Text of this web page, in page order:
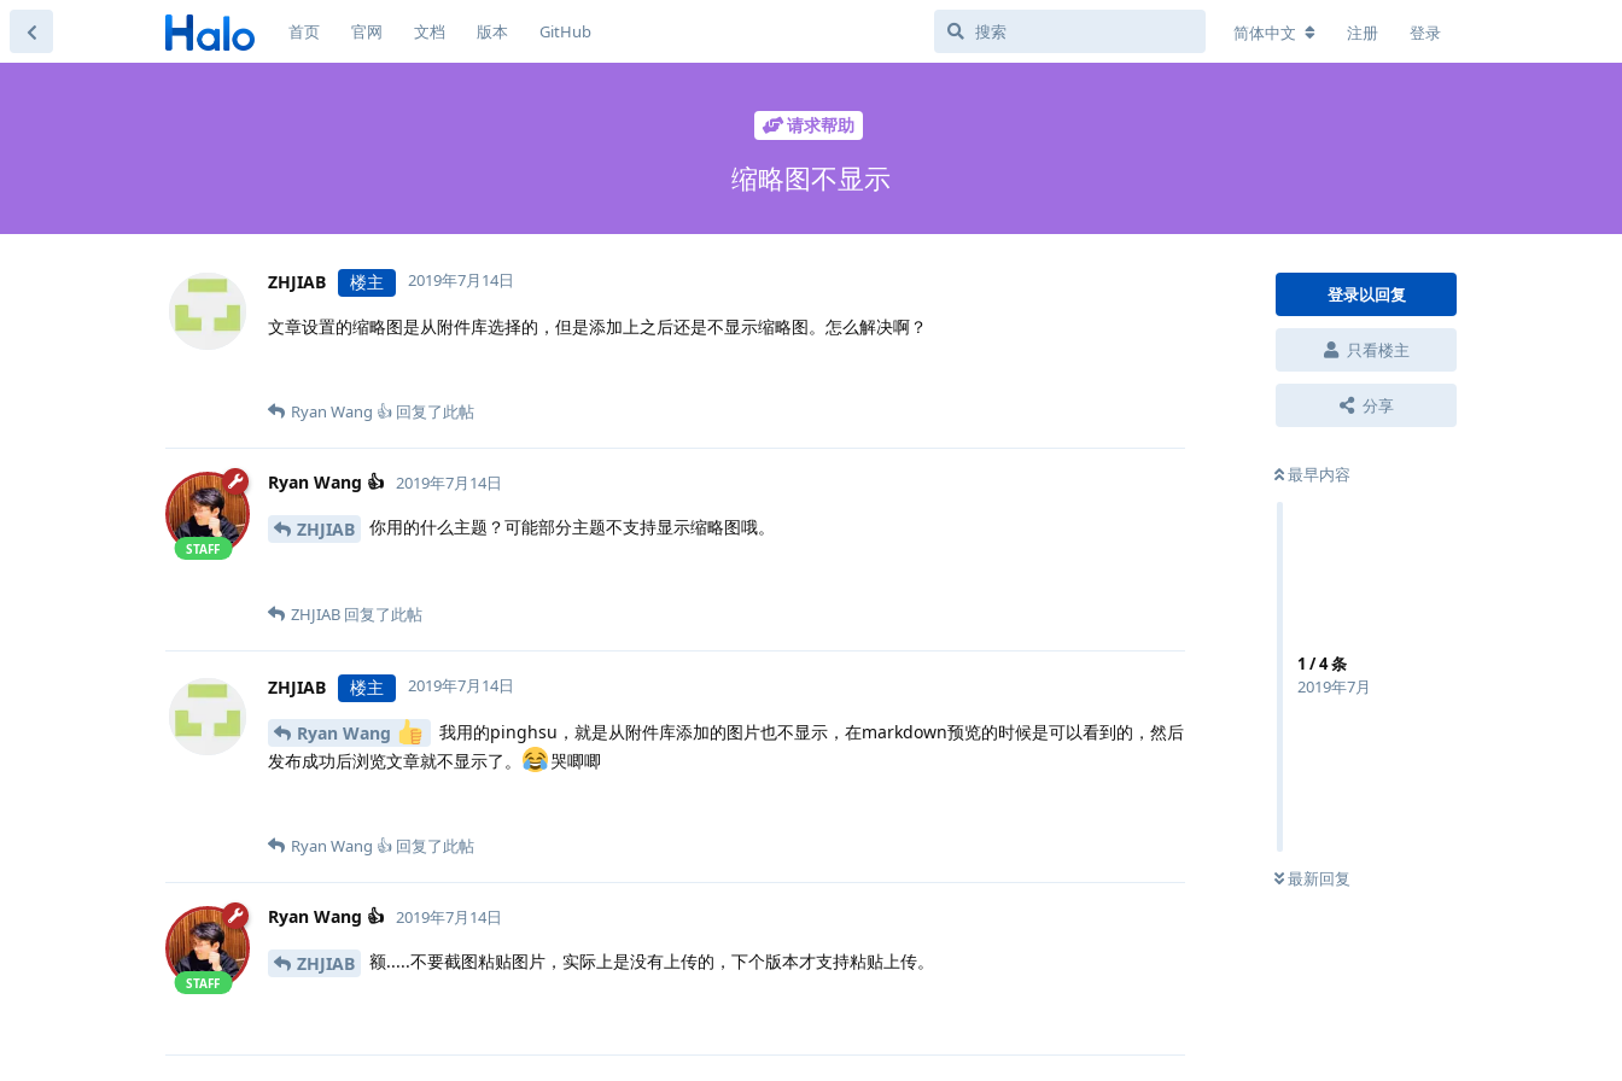
首页 官网 文档 版本 GitHub 简体中文 注册 登录
请求帮助
缩略图不显示
登录以回复
只看楼主
分享
最早内容
1 /4条
2019年7月
最新回复
ZHJIAB 楼主 2019年7月14日
文章设置的缩略图是从附件库选择的，但是添加上之后还是不显示缩略图。怎么解决啊？
Ryan Wang 👍 回复了此帖
Ryan Wang 👍
STAFF
2019年7月14日
ZHJIAB 你用的什么主题？可能部分主题不支持显示缩略图哦。
ZHJIAB 回复了此帖
ZHJIAB 楼主 2019年7月14日
Ryan Wang
我用的pinghsu，就是从附件库添加的图片也不显示，在markdown预览的时候是可以看到的，然后
发布成功后浏览文章就不显示了。
哭唧唧
Ryan Wang 👍 回复了此帖
Ryan Wang 👍
STAFF
2019年7月14日
ZHJIAB 额.....不要截图粘贴图片，实际上是没有上传的，下个版本才支持粘贴上传。